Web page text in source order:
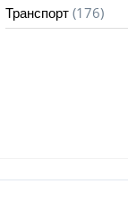
Транспорт (176)